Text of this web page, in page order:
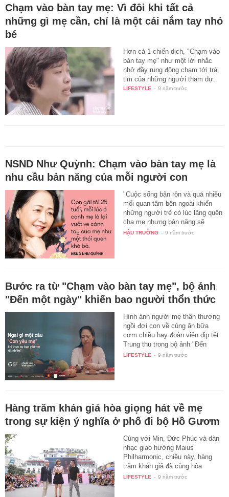
Chạm vào bàn tay mẹ: Vì đôi khi tất cả
những gì mẹ cần, chỉ là một cái nắm tay nhỏ
bé
Hơn cả 1 chiến dịch, "Chạm vào
bàn tay mẹ" như một lời nhắc
nhở đầy rung động chạm tới trái
tim của những người tham dự.
LIFESTYLE - 9 năm trước
NSND Như Quỳnh: Chạm vào bàn tay mẹ là
nhu cầu bản năng của mỗi người con
"Cuộc sống bận rộn và quá nhiều
mối quan tâm bên ngoài khiến
những người trẻ có lúc lãng quên
cha mẹ nhưng bản năng sẽ
kéo…
HẬU TRƯỜNG - 9 năm trước
Bước ra từ "Chạm vào bàn tay mẹ", bộ ảnh
"Đến một ngày" khiến bao người thổn thức
Hình ảnh người mẹ thân thương
ngồi đợi con về cùng ăn bữa
cơm chiều hay đoàn viên dịp tết
Trung thu trong bộ ảnh "Đến
một…
LIFESTYLE - 9 năm trước
Hàng trăm khán giả hòa giọng hát về mẹ
trong sự kiện ý nghĩa ở phố đi bộ Hồ Gươm
Cùng với Min, Đức Phúc và dàn
nhạc giao hưởng Maius
Philharmonic, chiều này, hàng
trăm khán giả đã cùng hòa
giọng…
LIFESTYLE - 9 năm trước